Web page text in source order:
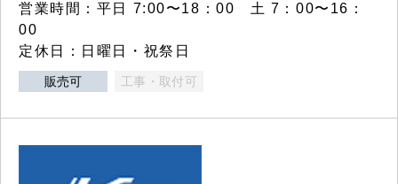
営業時間：平日 7:00〜18：00 土 7：00〜16：
00
定休日：日曜日・祝祭日
販売可 工事・取付可